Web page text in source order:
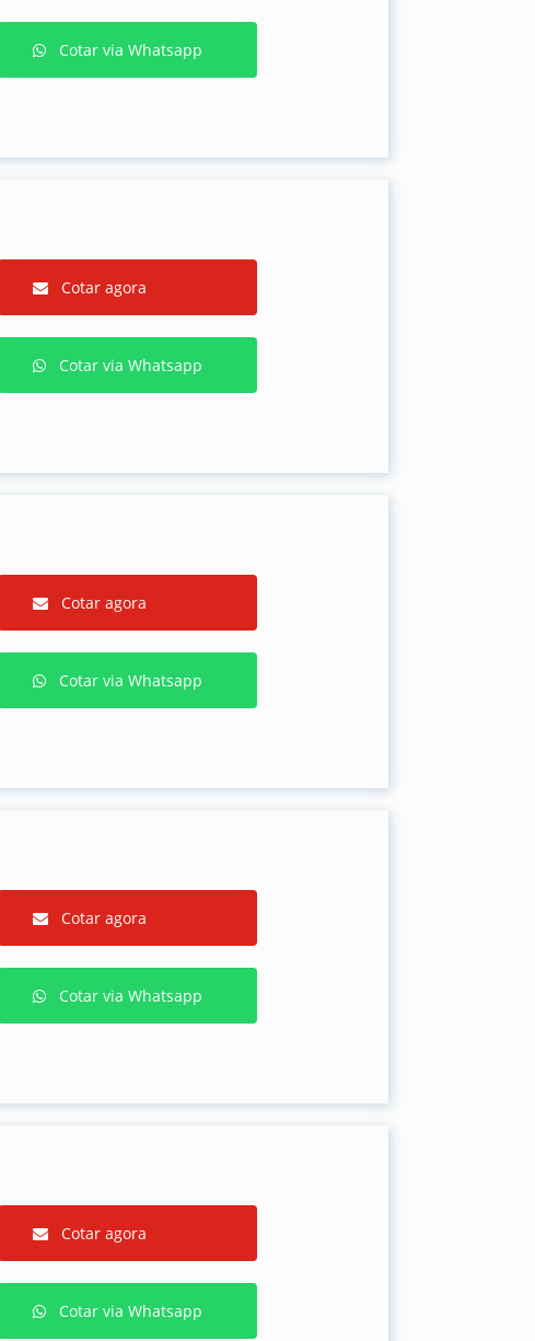
Cotar via Whatsapp
Cotar agora
Cotar via Whatsapp
Cotar agora
Cotar via Whatsapp
Cotar agora
Cotar via Whatsapp
Cotar agora
Cotar via Whatsapp